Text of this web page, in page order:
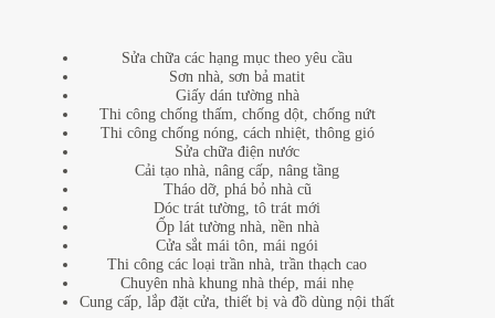
Sửa chữa các hạng mục theo yêu cầu
Sơn nhà, sơn bả matit
Giấy dán tường nhà
Thi công chống thấm, chống dột, chống nứt
Thi công chống nóng, cách nhiệt, thông gió
Sửa chữa điện nước
Cải tạo nhà, nâng cấp, nâng tầng
Tháo dỡ, phá bỏ nhà cũ
Dóc trát tường, tô trát mới
Ốp lát tường nhà, nền nhà
Cửa sắt mái tôn, mái ngói
Thi công các loại trần nhà, trần thạch cao
Chuyên nhà khung nhà thép, mái nhẹ
Cung cấp, lắp đặt cửa, thiết bị và đồ dùng nội thất